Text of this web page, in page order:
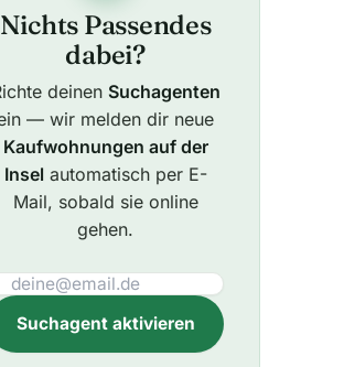
Nichts Passendes
dabei?
deinen Suchagenten
— wir melden dir neue
Kaufwohnungen auf der
Inselautomatisch per E-
Mail, sobald sie online
gehen.
Suchagent aktivieren